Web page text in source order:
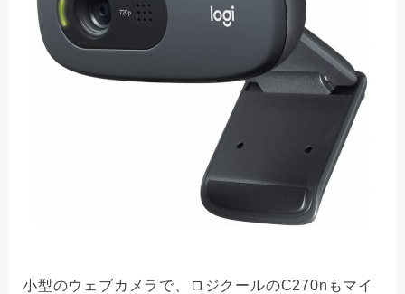
小型のウェブカメラで、ロジクールのC270nもマイ